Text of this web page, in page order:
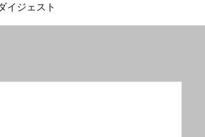
イジェスト